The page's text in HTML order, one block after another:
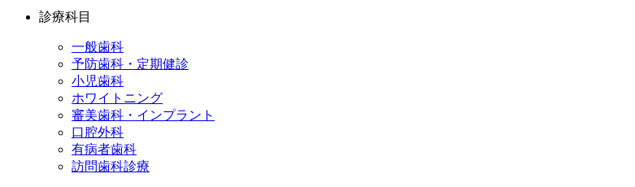
診療科目
一般歯科
予防歯科・定期健診
小児歯科
ホワイトニング
審美歯科・インプラント
口腔外科
有病者歯科
訪問歯科診療